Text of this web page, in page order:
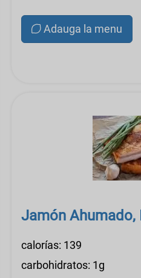
Adauga la menu
Jamón Ahumado,
calorías: 139
carbohidratos: 1g